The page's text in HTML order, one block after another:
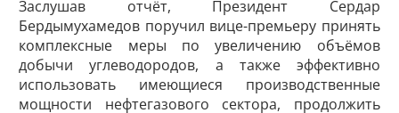
Заслушав отчёт, Президент Сердар
Бердымухамедов поручил вице-премьеру принять
комплексные меры по увеличению объёмов
добычи углеводородов, а также эффективно
использовать имеющиеся производственные
мощности нефтегазового сектора, продолжить